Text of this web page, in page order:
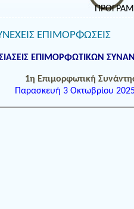
ΕΠΙΜΟΡΦΩΣΕΙΣ
ΕΠΙΜΟΡΦΩΤΙΚΩΝ
1η Επιμορφωτική
Παρασκευή 3 Οκτωβρίου